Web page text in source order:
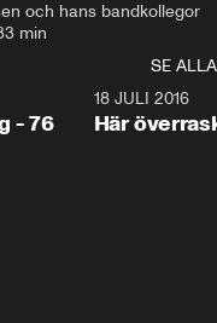
och hans bandkollegor
min
SE ALLA
- 76
18 JULI 2016
Här